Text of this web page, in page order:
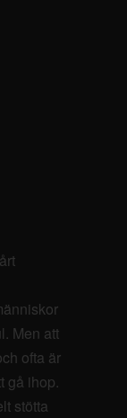
Men att
ofta är
gå ihop.
stötta